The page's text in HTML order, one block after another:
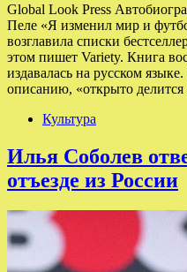
Global Look Press
Пеле «Я изменил мир и
возглавила списки
этом пишет Variety. Книга
издавалась на русском
описанию, «открыто
Культура
Илья Соболев
отъезде из России